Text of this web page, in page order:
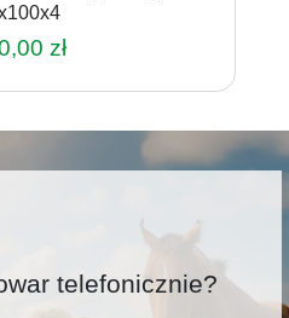
zł
telefonicznie?